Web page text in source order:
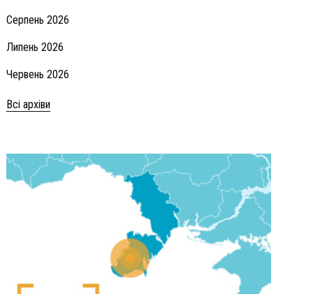
Серпень 2026
Липень 2026
Червень 2026
Всі архіви